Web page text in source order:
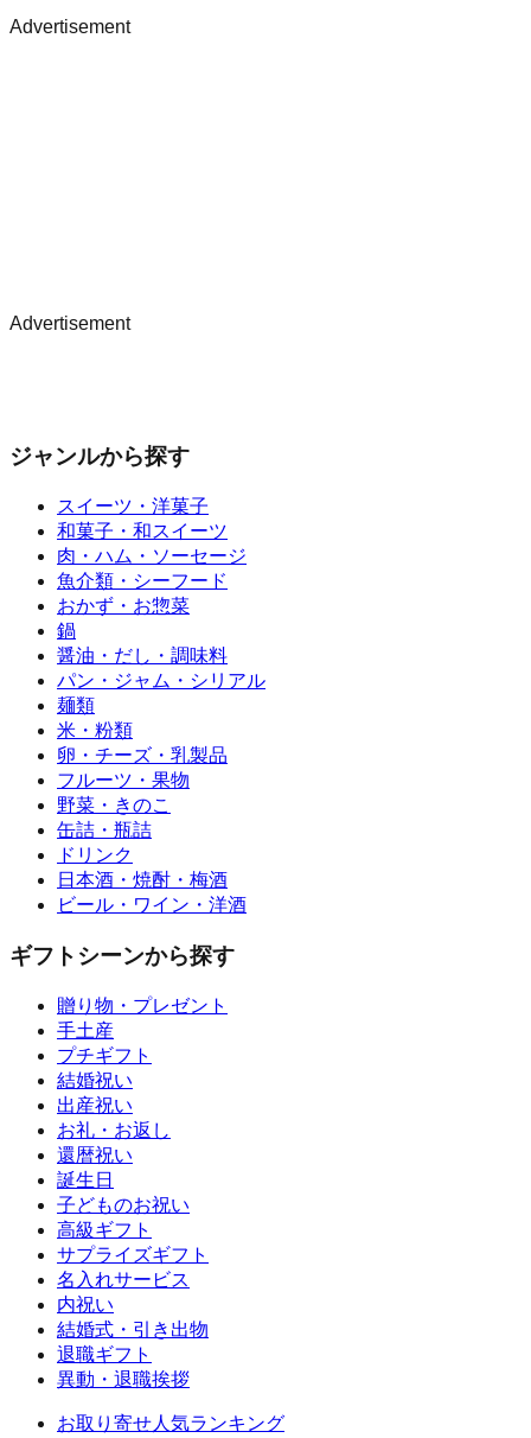
Advertisement
Advertisement
ジャンルから探す
スイーツ・洋菓子
和菓子・和スイーツ
肉・ハム・ソーセージ
魚介類・シーフード
おかず・お惣菜
鍋
醤油・だし・調味料
パン・ジャム・シリアル
麺類
米・粉類
卵・チーズ・乳製品
フルーツ・果物
野菜・きのこ
缶詰・瓶詰
ドリンク
日本酒・焼酎・梅酒
ビール・ワイン・洋酒
ギフトシーンから探す
贈り物・プレゼント
手土産
プチギフト
結婚祝い
出産祝い
お礼・お返し
還暦祝い
誕生日
子どものお祝い
高級ギフト
サプライズギフト
名入れサービス
内祝い
結婚式・引き出物
退職ギフト
異動・退職挨拶
お取り寄せ人気ランキング